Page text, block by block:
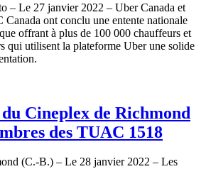
– Le 27 janvier 2022 – Uber Canada et
ont conclu une entente nationale
offrant à plus de 100 000 chauffeurs et
qui utilisent la plateforme Uber une solide
Cineplex de Richmond
des TUAC 1518
(C.-B.) – Le 28 janvier 2022 – Les